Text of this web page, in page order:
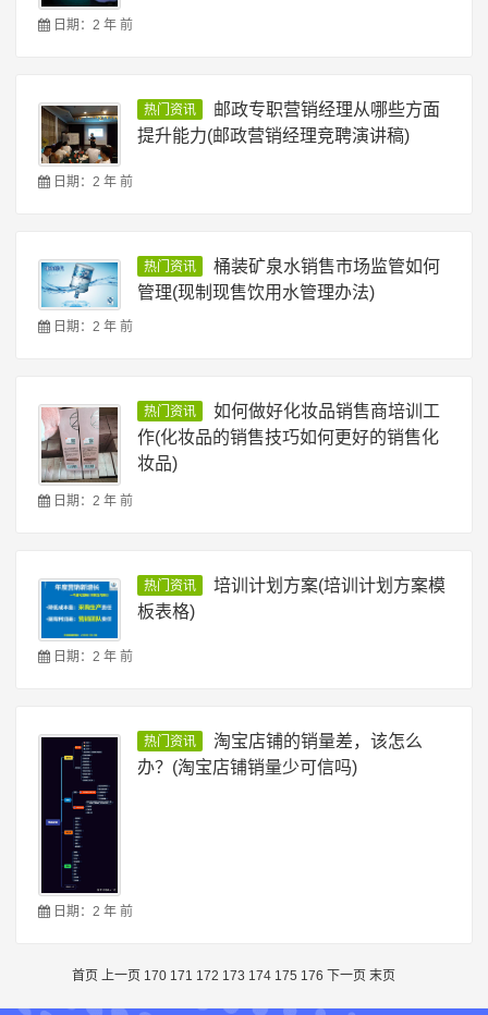
日期：2 年 前
热门资讯
邮政专职营销经理从哪些方面
提升能力(邮政营销经理竞聘演讲稿)
日期：2 年 前
热门资讯
桶装矿泉水销售市场监管如何
管理(现制现售饮用水管理办法)
日期：2 年 前
热门资讯
如何做好化妆品销售商培训工
作(化妆品的销售技巧如何更好的销售化
妆品)
日期：2 年 前
热门资讯
培训计划方案(培训计划方案模
板表格)
日期：2 年 前
热门资讯
淘宝店铺的销量差，该怎么
办？(淘宝店铺销量少可信吗)
日期：2 年 前
首页 上一页 170 171 172 173 174 175 176 下一页 末页